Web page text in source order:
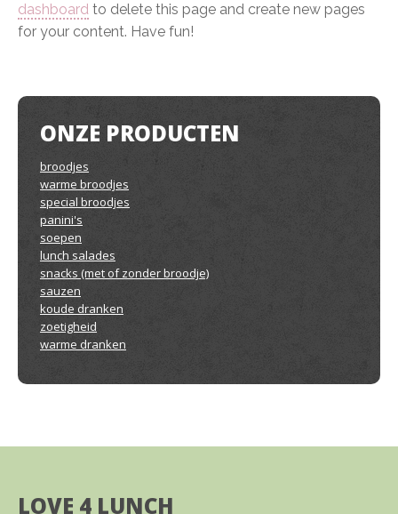
dashboard to delete this page and create new pages
for your content. Have fun!
ONZE PRODUCTEN
broodjes
warme broodjes
special broodjes
panini's
soepen
lunch salades
snacks (met of zonder broodje)
sauzen
koude dranken
zoetigheid
warme dranken
LOVE 4 LUNCH